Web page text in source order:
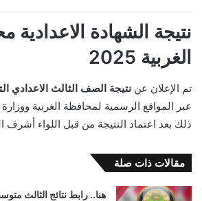
نتيجة الشهادة الاعدادية
الغربية 2025
تم الإعلان عن نتيجة الصف الثالث الاعدادي
عبر المواقع الرسمية لمحافظة الغربية ووزارة
ذلك بعد اعتماد النتيجة من قبل اللواء أشرف
مقالات ذات صلة
هنا.. رابط نتائج الثالث